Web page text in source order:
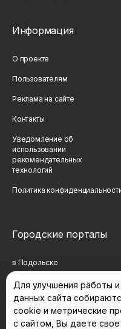
Информация
О проекте
Пользователям
Реклама на сайте
Контакты
Уведомление об
использовании
рекомендательных
технологий
Политика
Городские порталы
в Подольске
в Мытищах
в Реутове
в Балашихе
Для улучшения работы
данных сайта
cookie и метрические
с сайтом, Вы даете свое